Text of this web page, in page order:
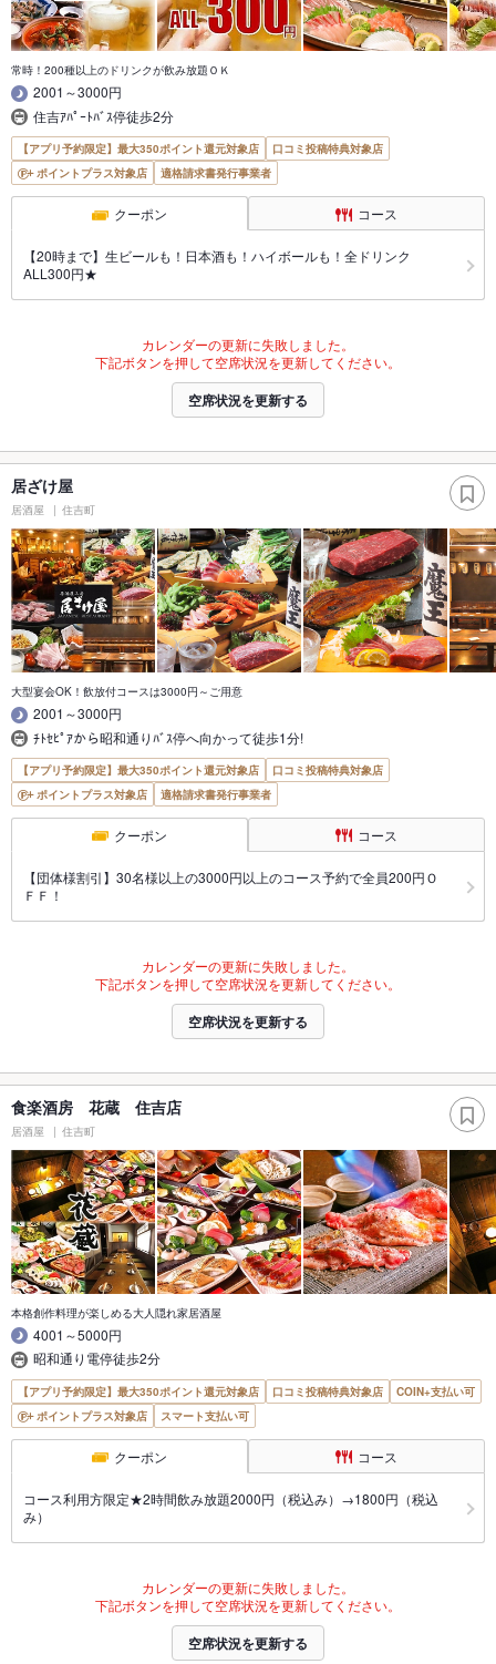
常時！200種以上のドリンクが飲み放題ＯＫ
2001～3000円
住吉ｱﾊﾟｰﾄﾊﾞｽ停徒歩2分
【アプリ予約限定】最大350ポイント還元対象店
口コミ投稿特典対象店
ポイントプラス対象店
適格請求書発行事業者
クーポン コース
【20時まで】生ビールも！日本酒も！ハイボールも！全ドリンク
ALL300円★
カレンダーの更新に失敗しました。
下記ボタンを押して空席状況を更新してください。
空席状況を更新する
居ざけ屋
居酒屋 住吉町
大型宴会OK！飲放付コースは3000円～ご用意
2001～3000円
ﾁﾄｾﾋﾟｱから昭和通りﾊﾞｽ停へ向かって徒歩1分!
【アプリ予約限定】最大350ポイント還元対象店
口コミ投稿特典対象店
ポイントプラス対象店
適格請求書発行事業者
クーポン コース
【団体様割引】30名様以上の3000円以上のコース予約で全員200円Ｏ
ＦＦ！
カレンダーの更新に失敗しました。
下記ボタンを押して空席状況を更新してください。
空席状況を更新する
食楽酒房 花蔵 住吉店
居酒屋 住吉町
本格創作料理が楽しめる大人隠れ家居酒屋
4001～5000円
昭和通り電停徒歩2分
【アプリ予約限定】最大350ポイント還元対象店 口コミ投稿特典対象店
COIN+支払い可
ポイントプラス対象店
スマート支払い可
クーポン コース
コース利用方限定★2時間飲み放題2000円（税込み）→1800円（税込
み）
カレンダーの更新に失敗しました。
下記ボタンを押して空席状況を更新してください。
空席状況を更新する